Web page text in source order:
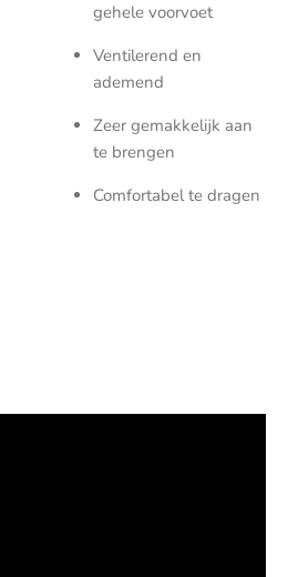
gehele voorvoet
Ventilerend en
ademend
Zeer gemakkelijk aan
te brengen
Comfortabel te dragen